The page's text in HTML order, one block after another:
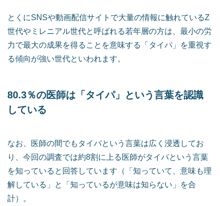
とくにSNSや動画配信サイトで大量の情報に触れているZ
世代やミレニアル世代と呼ばれる若年層の方は、最小の労
力で最大の成果を得ることを意味する「タイパ」を重視す
る傾向が強い世代といわれます。
80.3％の医師は「タイパ」という言葉を認識
している
なお、医師の間でもタイパという言葉は広く浸透してお
り、今回の調査では約8割に上る医師がタイパという言葉
を知っていると回答しています（「知っていて、意味も理
解している」と「知っているが意味は知らない」を合
計）。